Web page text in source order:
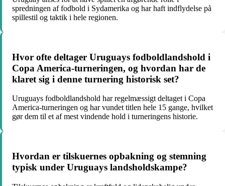
spredningen af fodbold i Sydamerika og har haft indflydelse på
spillestil og taktik i hele regionen.
Hvor ofte deltager Uruguays fodboldlandshold i
Copa America-turneringen, og hvordan har de
klaret sig i denne turnering historisk set?
Uruguays fodboldlandshold har regelmæssigt deltaget i Copa
America-turneringen og har vundet titlen hele 15 gange, hvilket
gør dem til et af mest vindende hold i turneringens historie.
Hvordan er tilskuernes opbakning og stemning
typisk under Uruguays landsholdskampe?